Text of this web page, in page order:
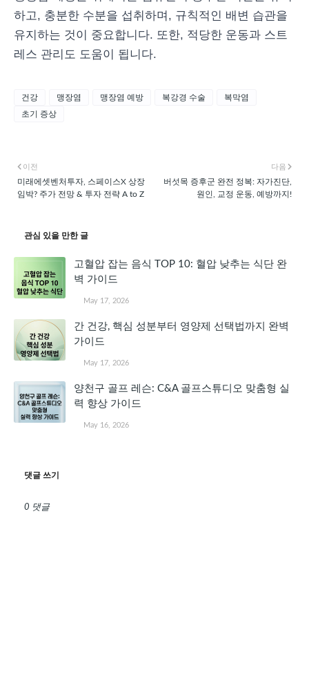
하고, 충분한 수분을 섭취하며, 규칙적인 배변 습관을
유지하는 것이 중요합니다. 또한, 적당한 운동과 스트
레스 관리도 도움이 됩니다.
건강 맹장염 맹장염 예방 복강경 수술
복막염
초기 증상
다음
버섯목 증후군 완전 정복: 자가진단,
원인, 교정 운동, 예방까지!
이전
미래에셋벤처투자, 스페이스X 상장
임박? 주가 전망 & 투자 전략 A to Z
관심 있을 만한 글
고혈압 잡는 음식 TOP 10: 혈압 낮추는 식단 완
벽 가이드
May 17, 2026
간 건강, 핵심 성분부터 영양제 선택법까지 완벽
가이드
May 17, 2026
양천구 골프 레슨: C&A 골프스튜디오 맞춤형 실
력 향상 가이드
May 16, 2026
댓글 쓰기
0 댓글